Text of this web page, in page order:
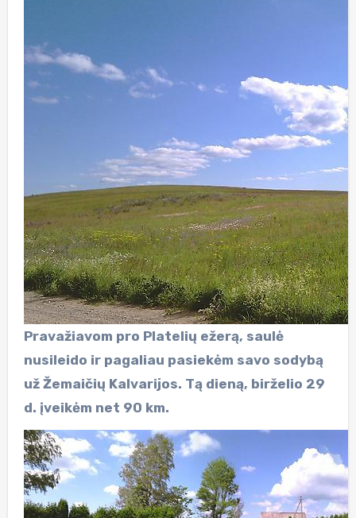
Pravažiavom pro Platelių ežerą, saulė
nusileido ir pagaliau pasiekėm savo sodybą
už Žemaičių Kalvarijos. Tą dieną, birželio 29
d. įveikėm net 90 km.